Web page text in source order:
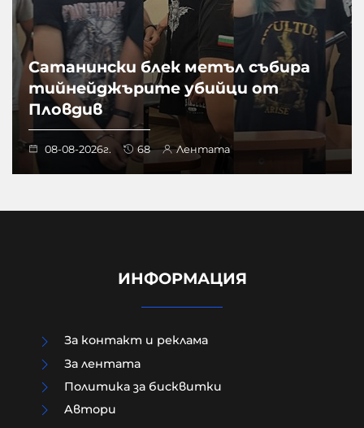
Сатанински блек метъл събира
тийнейджърите убийци от
Пловдив
08-08-2026г. 68 Лентата
Зеленски в Белград: Получаваме
недостатъчно ракети за
ИНФОРМАЦИЯ
За контакт и реклама
За лентата
Политика за бисквитки
Aвтори